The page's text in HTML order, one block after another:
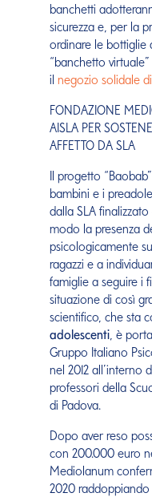
banchetti
sicurezza e, per la
ordinare le bottiglie
“banchetto
il negozio solidale
FONDAZIONE
AISLA PER
AFFETTO DA SLA
Il progetto
bambini e i
dalla SLA
modo la presenza
psicologicamente
ragazzi e a
famiglie a seguire i
situazione di così
scientifico, che sta
adolescenti, è
Gruppo Italiano
nel 2012 all’interno
professori della
di Padova.
Dopo aver reso
con 200.000 euro
Mediolanum
2020